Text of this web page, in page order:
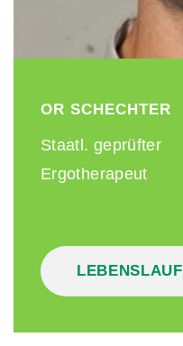
OR SCHECHTER
Staatl. geprüfter
Ergotherapeut
LEBENSLAUF